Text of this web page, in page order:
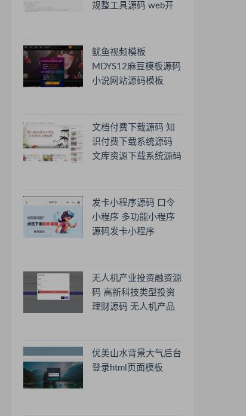
规整工具源码 web开
鱿鱼视频模板
MDYS12麻豆模板源码
小说网站源码模板
文档付费下载源码 知
识付费下载系统源码
文库资源下载系统源码
发卡小程序源码 口令
小程序 多功能小程序
源码发卡小程序
无人机产业投资融资源
码 高新科技类型投资
理财源码 无人机产品
优美山水背景大气后台
登录html页面模板